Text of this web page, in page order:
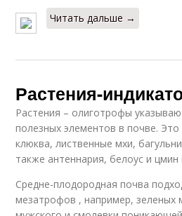
Читать дальше →
Растения-
Растения – олиготрофы
полезных элементов в почве. Это
клюква, лиственные мхи,
также антеннария, белоус и цмин
Средне-плодородная почва
мезатрофов , например, зеленых